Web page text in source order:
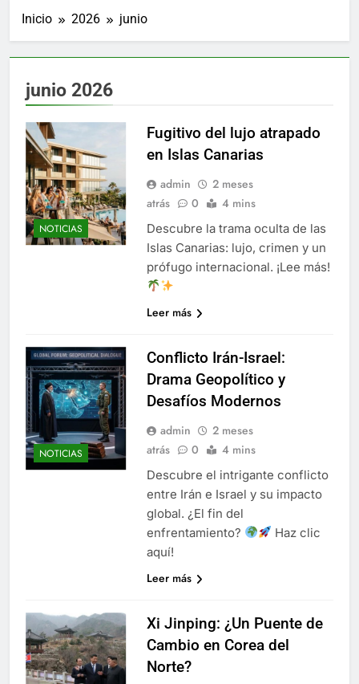
Inicio 2026 junio
junio 2026
NOTICIAS
Fugitivo del lujo atrapado
en Islas Canarias
admin
2 meses
atrás
0 4 mins
Descubre la trama oculta de las
Islas Canarias: lujo, crimen y un
prófugo internacional. ¡Lee más!
Leer más
NOTICIAS
Conflicto Irán-Israel:
Drama Geopolítico y
Desafíos Modernos
admin
2 meses
atrás
0 4 mins
Descubre el intrigante conflicto
entre Irán e Israel y su impacto
global. ¿El fin del
enfrentamiento?
Haz clic
aquí!
Leer más
Xi Jinping: ¿Un Puente de
Cambio en Corea del
Norte?